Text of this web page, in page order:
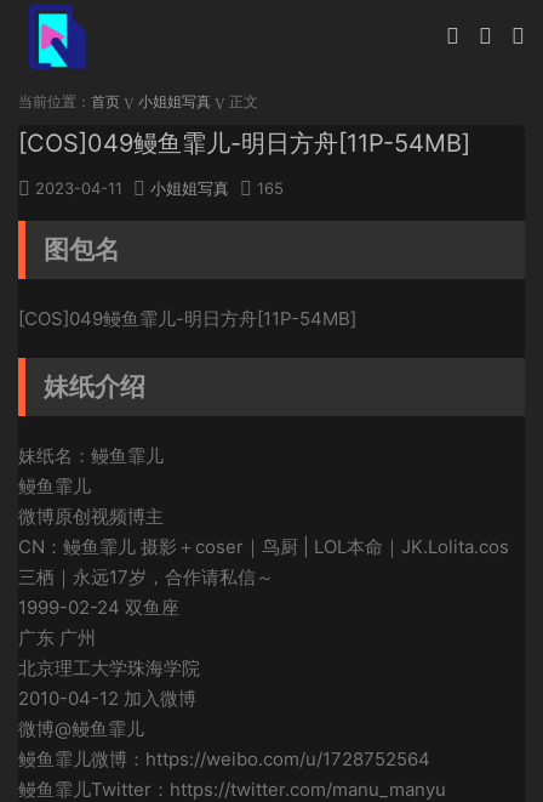
当前位置： 首页 小姐姐写真 正文
[COS]049鳗鱼霏儿-明日方舟[11P-54MB]
2023-04-11 小姐姐写真 165
图包名
[COS]049鳗鱼霏儿-明日方舟[11P-54MB]
妹纸介绍
妹纸名：鳗鱼霏儿
鳗鱼霏儿
微博原创视频博主
CN：鳗鱼霏儿 摄影＋coser｜鸟厨 | LOL本命｜JK.Lolita.cos
三栖｜永远17岁，合作请私信～
1999-02-24 双鱼座
广东 广州
北京理工大学珠海学院
2010-04-12 加入微博
微博@鳗鱼霏儿
鳗鱼霏儿微博：https://weibo.com/u/1728752564
鳗鱼霏儿Twitter：https://twitter.com/manu_manyu